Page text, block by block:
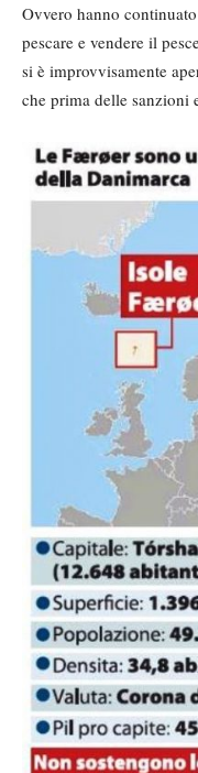
Ovvero hanno
pescare e vendere il
si è improvvisamente
che prima delle sanzioni